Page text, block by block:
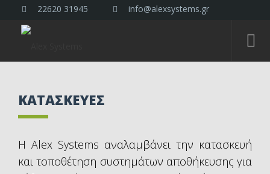
22620 31945 info@alexsystems.gr
ΚΑΤΑΣΚΕΥΕΣ
Η Alex Systems αναλαμβάνει την κατασκευή
και τοποθέτηση συστημάτων αποθήκευσης για